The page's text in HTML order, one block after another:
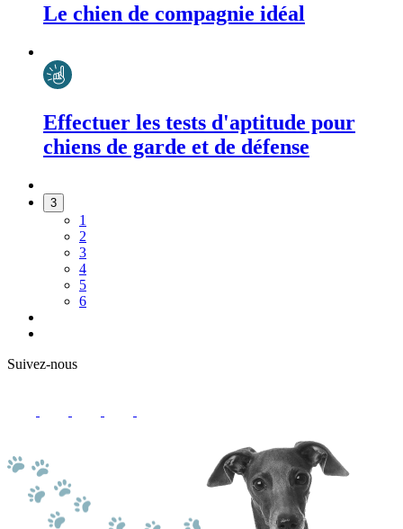
Le chien de compagnie idéal
Effectuer les tests d'aptitude pour
chiens de garde et de défense
3
1
2
3
4
5
6
Suivez-nous